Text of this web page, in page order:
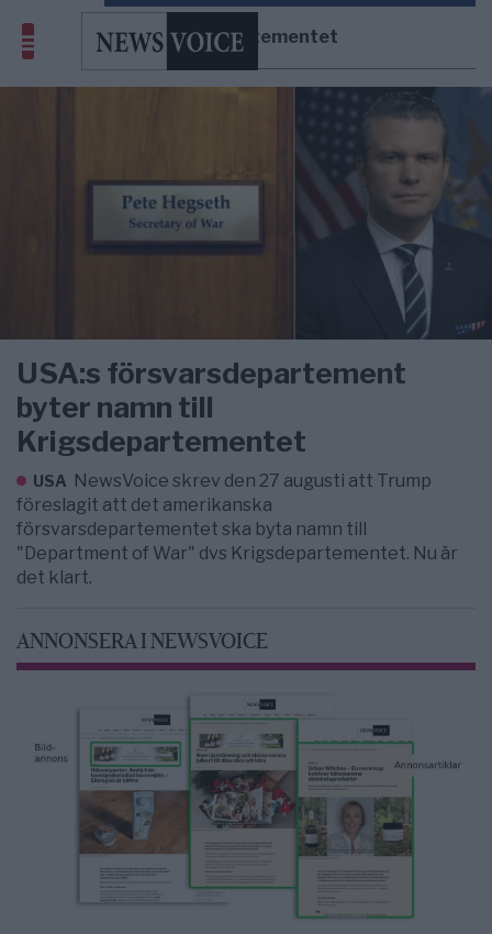
Krigsdepartementet
USA:s försvarsdepartement
byter namn till
Krigsdepartementet
USA NewsVoice skrev den 27 augusti att Trump
föreslagit att det amerikanska
försvarsdepartementet ska byta namn till
"Department of War" dvs Krigsdepartementet. Nu är
det klart.
ANNONSERA I NEWSVOICE